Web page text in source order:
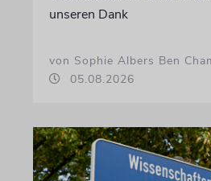
unseren Dank
von Sophie Albers Ben
05.08.2026